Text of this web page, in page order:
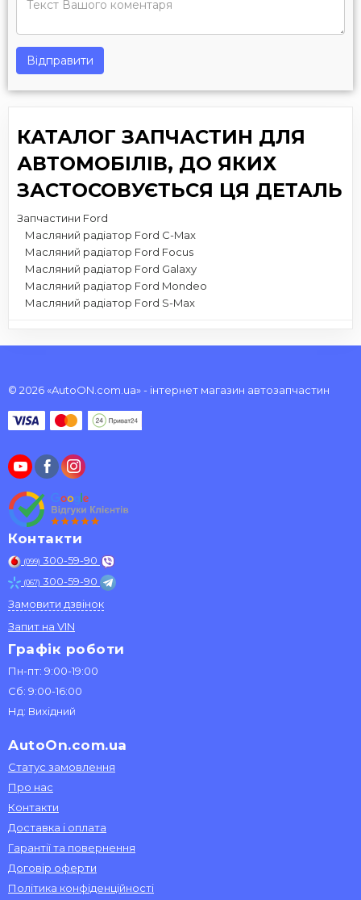
Відправити
КАТАЛОГ ЗАПЧАСТИН ДЛЯ
АВТОМОБІЛІВ, ДО ЯКИХ
ЗАСТОСОВУЄТЬСЯ ЦЯ ДЕТАЛЬ
Запчастини Ford
Масляний радіатор Ford C-Max
Масляний радіатор Ford Focus
Масляний радіатор Ford Galaxy
Масляний радіатор Ford Mondeo
Масляний радіатор Ford S-Max
© 2026 «AutoON.com.ua» - інтернет магазин автозапчастин
Контакти
(099) 300-59-90
(067) 300-59-90
Замовити дзвінок
Запит на VIN
Графік роботи
Пн-пт: 9:00-19:00
Сб: 9:00-16:00
Нд: Вихідний
AutoOn.com.ua
Статус замовлення
Про нас
Контакти
Доставка і оплата
Гарантії та повернення
Договір оферти
Політика конфіденційності